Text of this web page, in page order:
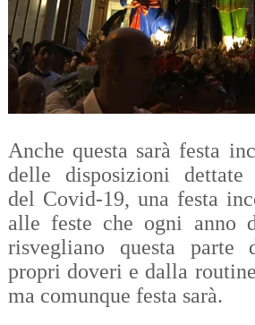
Anche questa sarà festa
delle disposizioni dettate
del Covid-19, una festa
alle feste che ogni anno
risvegliano questa parte
propri doveri e dalla
ma comunque festa sarà.